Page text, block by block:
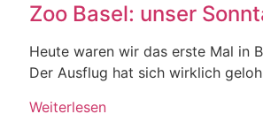
Zoo Basel: unser
Heute waren wir das erste Mal in
Der Ausflug hat sich wirklich
Weiterlesen